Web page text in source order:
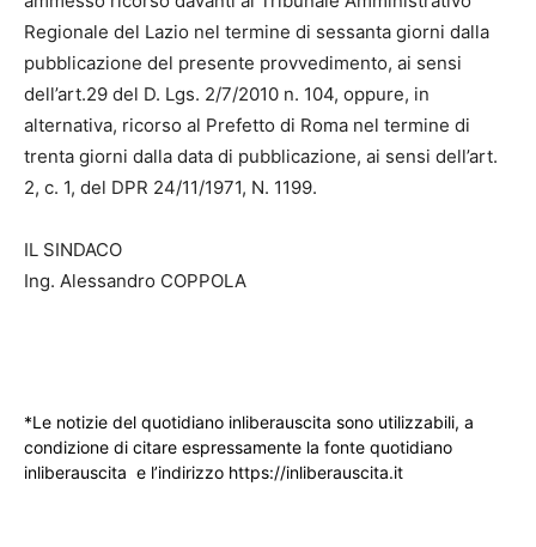
Regionale del Lazio nel termine di sessanta giorni dalla
pubblicazione del presente provvedimento, ai sensi
dell’art.29 del D. Lgs. 2/7/2010 n. 104, oppure, in
alternativa, ricorso al Prefetto di Roma nel termine di
trenta giorni dalla data di pubblicazione, ai sensi dell’art.
2, c. 1, del DPR 24/11/1971, N. 1199.
IL SINDACO
Ing. Alessandro COPPOLA
*Le notizie del quotidiano inliberauscita sono utilizzabili, a
condizione di citare espressamente la fonte quotidiano
inliberauscita e l’indirizzo https://inliberauscita.it